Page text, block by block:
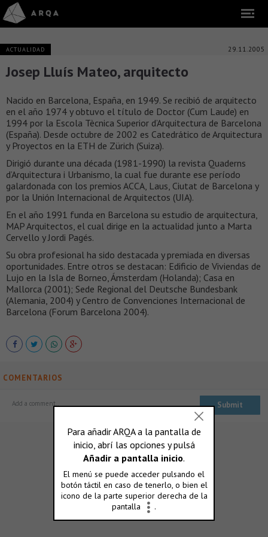
ACTUALIDAD 29.11.2005
Josep Lluís Mateo, arquitecto
Nacido en Barcelona, España, en 1949. Se recibió de arquitecto
en el año 1974 y obtuvo el título de Doctor (Cum Laude) en
1994 por la Escola Tècnica Superior d’Arquitectura de Barcelona
(España). Desde octubre de 2002 es Catedrático de Arquitectura
y Proyectos en la ETH de Zürich (Suiza).
Dirigió durante una década (1981-1990) la revista Quaderns
d’Arquitectura i Urbanismo, la cual fue durante ese período
galardonada con los premios ACCA, Laus, Ciutat de Barcelona y
por la Unión Internacional de Arquitectos (UIA).
En el año 1991 funda en Barcelona su estudio de arquitectura,
MAP Arquitectos, el cual dirige en la actualidad junto a Marta
Cervello y Jordi Pagés.
Su obra profesional ha sido destacada y premiada en diversas
oportunidades. Entre otros se destacan: Edificio de Viviendas de
Lujo en la Isla de Borneo, Ámsterdam (Holanda); Casa en
Mallorca (2001); Sede Regional del Deutsche Bundesbank
(Alemania, 2004) y Centro de Convenciones Internacional de
Barcelona (Forum Barcelona 2004).
COMENTARIOS